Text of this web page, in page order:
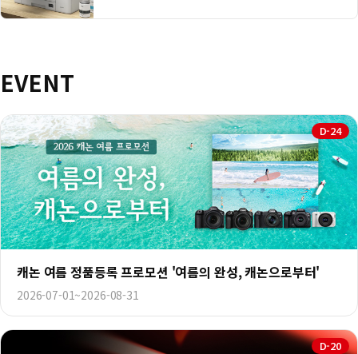
EVENT
D-24
캐논 여름 정품등록 프로모션 '여름의 완성, 캐논으로부터'
2026-07-01~2026-08-31
D-20